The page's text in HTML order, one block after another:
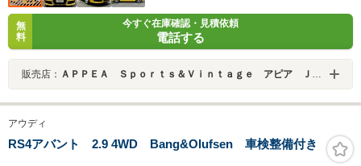
無
料
今すぐ在庫確認・見積依頼
電話する
販売店： ＡＰＰＥＡ Ｓｐｏｒｔｓ＆Ｖｉｎｔａｇｅ アピア ＪＵ適正販売店
アウディ
RS4アバント 2.9 4WD Bang&Olufsen 車検整備付き